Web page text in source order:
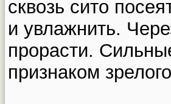
сквозь сито
и увлажнить.
прорасти.
признаком